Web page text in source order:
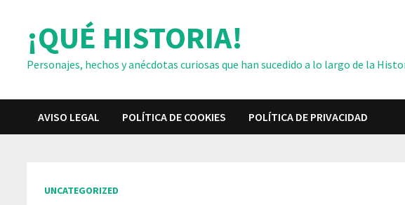
contenido¡QUÉ HISTORIA!
Personajes, hechos y anécdotas curiosas que han sucedido a lo largo de la
AVISO LEGAL POLÍTICA DE COOKIES POLÍTICA DE PRIVACIDAD
UNCATEGORIZED